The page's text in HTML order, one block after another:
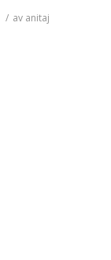
/ av anitaj